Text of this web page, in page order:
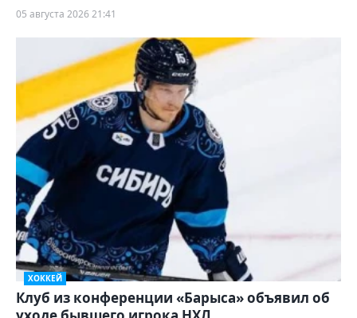
05 августа 2026 21:41
ХОККЕЙ
Клуб из конференции «Барыса» объявил об